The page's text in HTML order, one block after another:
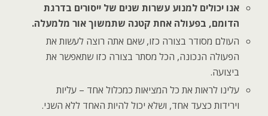
אנו יכולים למנוע עשרות שנים של ייסורים בדרגת
הדומם, בפעולה אחת קטנה שתמשוך אור מלמעלה.
העולם מסודר בצורה כזו, שאם אתה רוצה לעשות את
הפעולה הנכונה, הכל מסתר בצורה כזו שתאפשר את
ביצועה.
עלינו לראות את כל המציאות כמכלול אחד – עליות
וירידות כצעד אחד, ושלא יכול להיות האחד ללא השני.